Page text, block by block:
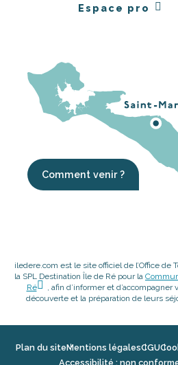
Espace pro
Comment venir ?
iledere.com est le site officiel de l’Office de
la SPL Destination Île de Ré pour la
Ré
, afin d’informer et
découverte et la préparation de leurs
Plan du siteMentions légalesCGU
Accessibilité : non